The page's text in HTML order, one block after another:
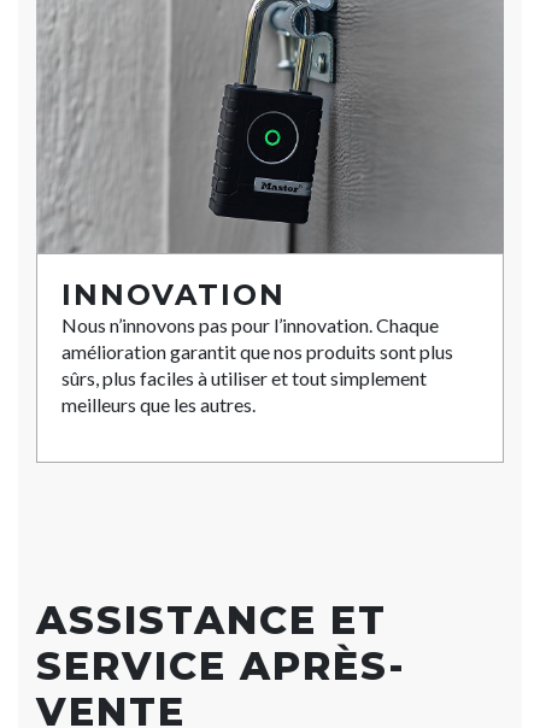
INNOVATION
Nous n’innovons pas pour l’innovation. Chaque
amélioration garantit que nos produits sont plus
sûrs, plus faciles à utiliser et tout simplement
meilleurs que les autres.
ASSISTANCE ET
SERVICE APRÈS-
VENTE